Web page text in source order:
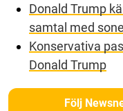
Donald Trump
samtal med
Konservativa
Donald Trump
Följ